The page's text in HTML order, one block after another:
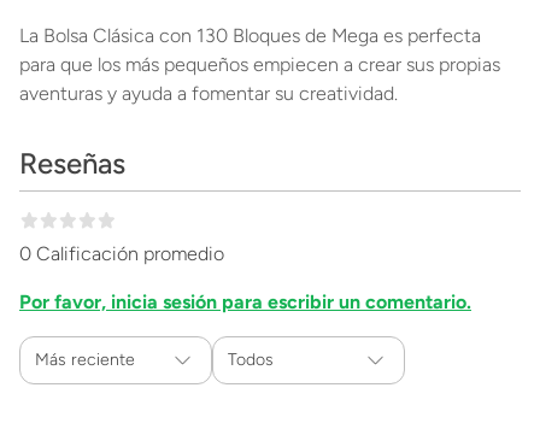
La Bolsa Clásica con 130 Bloques de Mega es perfecta
para que los más pequeños empiecen a crear sus propias
aventuras y ayuda a fomentar su creatividad.
Reseñas
0 Calificación promedio
Por favor, inicia sesión para escribir un comentario.
Más reciente Todos